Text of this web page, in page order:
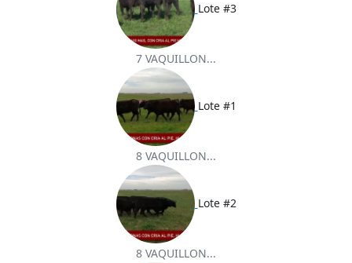
Lote #3
7 VAQUILLON...
Lote #1
8 VAQUILLON...
Lote #2
8 VAQUILLON...